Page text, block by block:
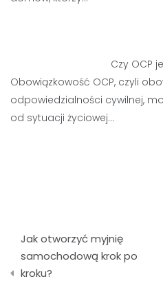
Czy OCP
Obowiązkowość OCP, czyli
odpowiedzialności cywilnej,
od sytuacji życiowej…
Nawigacja
wpisu
Jak otworzyć myjnię
samochodową krok po
kroku?